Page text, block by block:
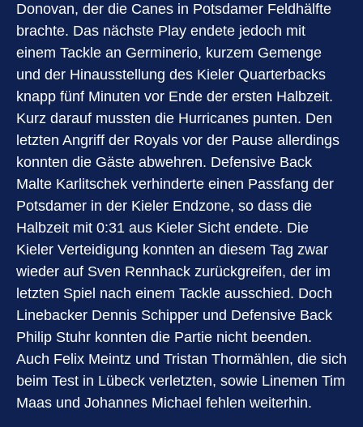
Donovan, der die Canes in Potsdamer Feldhälfte
brachte. Das nächste Play endete jedoch mit
einem Tackle an Germinerio, kurzem Gemenge
und der Hinausstellung des Kieler Quarterbacks
knapp fünf Minuten vor Ende der ersten Halbzeit.
Kurz darauf mussten die Hurricanes punten. Den
letzten Angriff der Royals vor der Pause allerdings
konnten die Gäste abwehren. Defensive Back
Malte Karlitschek verhinderte einen Passfang der
Potsdamer in der Kieler Endzone, so dass die
Halbzeit mit 0:31 aus Kieler Sicht endete. Die
Kieler Verteidigung konnten an diesem Tag zwar
wieder auf Sven Rennhack zurückgreifen, der im
letzten Spiel nach einem Tackle ausschied. Doch
Linebacker Dennis Schipper und Defensive Back
Philip Stuhr konnten die Partie nicht beenden.
Auch Felix Meintz und Tristan Thormählen, die sich
beim Test in Lübeck verletzten, sowie Linemen Tim
Maas und Johannes Michael fehlen weiterhin.